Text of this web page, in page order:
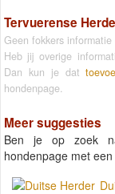
Tervuerense
Geen fokkers
Heb jij overige
Dan kun je dat
hondenpage.
Meer suggesties
Ben je op zoek
hondenpage met